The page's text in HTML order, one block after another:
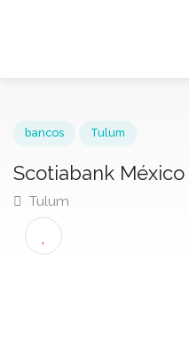
Scotiabank México
Tulum